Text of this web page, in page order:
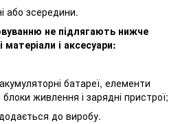
або зсередини.
не підлягають нижче
матеріали і аксесуари:
батареї, елементи
живлення і зарядні пристрої;
до виробу.